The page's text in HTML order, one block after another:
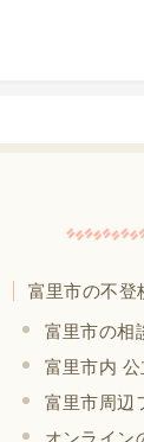
富里市の不登
富里市の相
富里市内
富里市周辺
オンライン